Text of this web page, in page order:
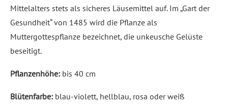
Mittelalters stets als sicheres Läusemittel auf. Im „Gart der
Gesundheit“ von 1485 wird die Pflanze als
Muttergottespflanze bezeichnet, die unkeusche Gelüste
beseitigt.
Pflanzenhöhe: bis 40 cm
Blütenfarbe: blau-violett, hellblau, rosa oder weiß